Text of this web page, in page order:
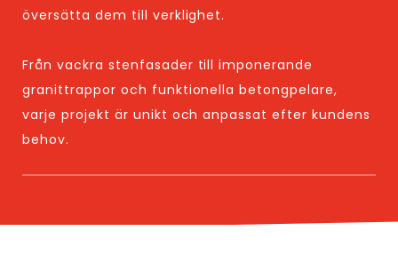
översätta dem till verklighet.
Från vackra stenfasader till imponerande
granittrappor och funktionella betongpelare,
varje projekt är unikt och anpassat efter kundens
behov.